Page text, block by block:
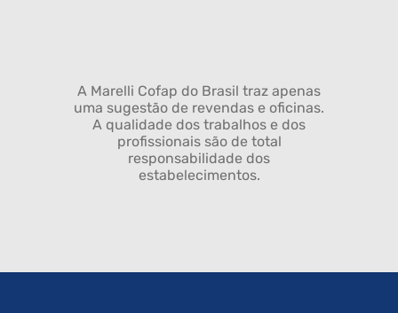
A Marelli Cofap do Brasil traz apenas
uma sugestão de revendas e oficinas.
A qualidade dos trabalhos e dos
profissionais são de total
responsabilidade dos
estabelecimentos.